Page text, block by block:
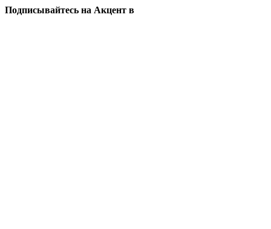
Подписывайтесь на Акцент в